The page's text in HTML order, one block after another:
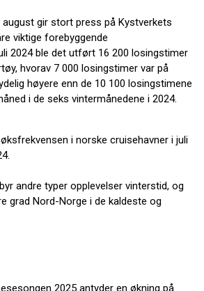
gir stort press på Kystverkets
viktige forebyggende
2024 ble det utført 16 200 losingstimer
hvorav 7 000 losingstimer var på
høyere enn de 10 100 losingstimene
i de seks vintermånedene i 2024.
i norske cruisehavner i juli
andre typer opplevelser vinterstid, og
grad Nord-Norge i de kaldeste og
2025 antyder en økning på